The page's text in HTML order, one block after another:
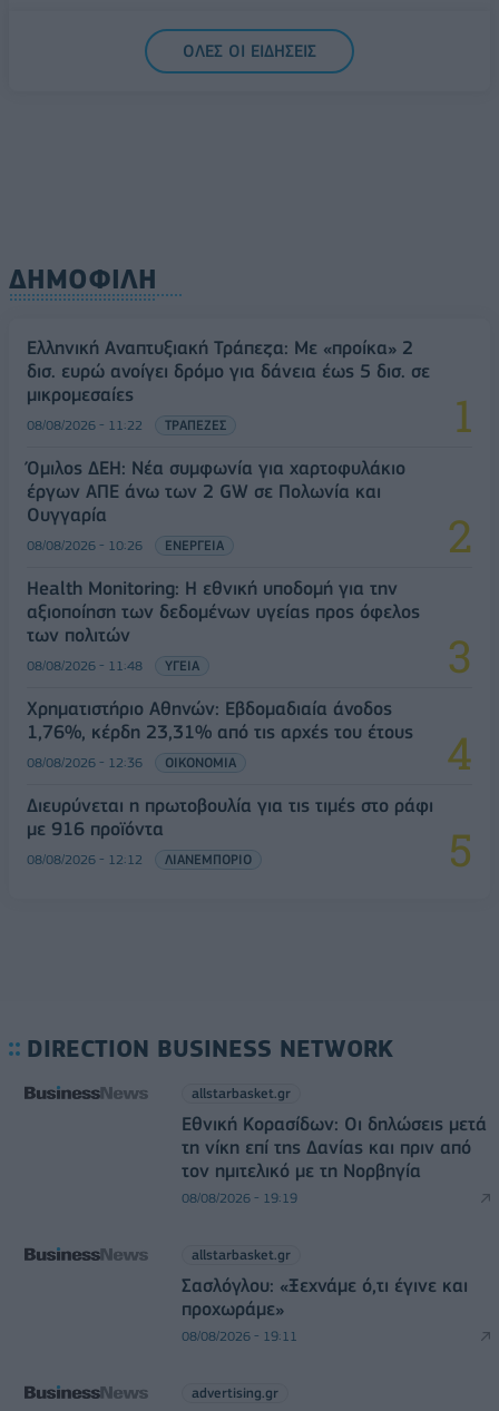
5G παντού, 6G στον ορίζοντα: Πού βρίσκεται η
Ελλάδα στη μεγάλη τεχνολογική μετάβαση
ΟΛΕΣ ΟΙ ΕΙΔΗΣΕΙΣ
ΔΗΜΟΦΙΛΗ
Ελληνική Αναπτυξιακή Τράπεζα: Με «προίκα» 2
δισ. ευρώ ανοίγει δρόμο για δάνεια έως 5 δισ. σε
μικρομεσαίες
08/08/2026 - 11:22 ΤΡΑΠΕΖΕΣ
Όμιλος ΔΕΗ: Νέα συμφωνία για χαρτοφυλάκιο
έργων ΑΠΕ άνω των 2 GW σε Πολωνία και
Ουγγαρία
08/08/2026 - 10:26 ΕΝΕΡΓΕΙΑ
Health Monitoring: Η εθνική υποδομή για την
αξιοποίηση των δεδομένων υγείας προς όφελος
των πολιτών
08/08/2026 - 11:48 ΥΓΕΙΑ
Χρηματιστήριο Αθηνών: Εβδομαδιαία άνοδος
1,76%, κέρδη 23,31% από τις αρχές του έτους
08/08/2026 - 12:36 ΟΙΚΟΝΟΜΙΑ
Διευρύνεται η πρωτοβουλία για τις τιμές στο ράφι
με 916 προϊόντα
08/08/2026 - 12:12 ΛΙΑΝΕΜΠΟΡΙΟ
DIRECTION BUSINESS NETWORK
allstarbasket.gr
Εθνική Κορασίδων: Οι δηλώσεις μετά
τη νίκη επί της Δανίας και πριν από
τον ημιτελικό με τη Νορβηγία
08/08/2026 - 19:19
allstarbasket.gr
Σασλόγλου: «Ξεχνάμε ό,τι έγινε και
προχωράμε»
08/08/2026 - 19:11
advertising.gr